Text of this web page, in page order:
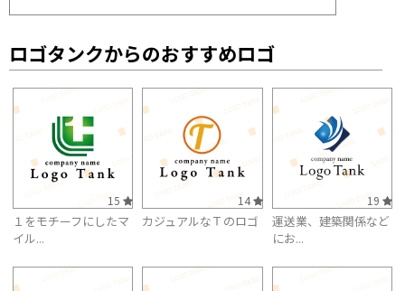
ロゴタンクからのおすすめロゴ
15
１をモチーフにしたマ
イル...
14
カジュアルなＴのロゴ
19
運送業、建築関係など
にお...